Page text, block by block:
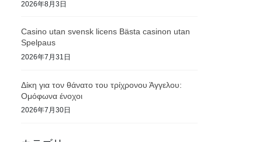
2026年8月3日
Casino utan svensk licens Bästa casinon utan
Spelpaus
2026年7月31日
Δίκη για τον θάνατο του τρίχρονου Άγγελου:
Ομόφωνα ένοχοι
2026年7月30日